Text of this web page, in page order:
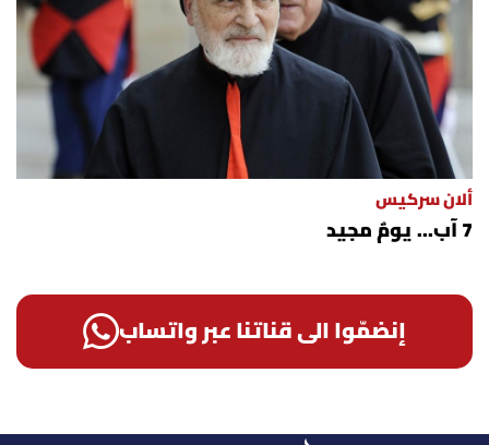
ألان سركيس
7 آب... يومٌ مجيد
إنضمّوا الى قناتنا عبر واتساب